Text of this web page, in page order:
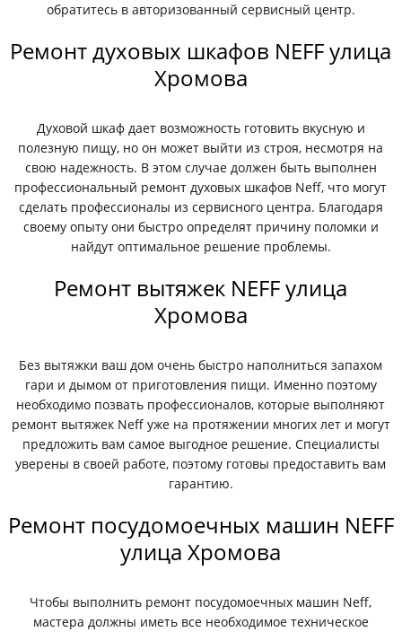
обратитесь в авторизованный сервисный центр.
Ремонт духовых шкафов NEFF улица
Хромова
Духовой шкаф дает возможность готовить вкусную и
полезную пищу, но он может выйти из строя, несмотря на
свою надежность. В этом случае должен быть выполнен
профессиональный ремонт духовых шкафов Neff, что могут
сделать профессионалы из сервисного центра. Благодаря
своему опыту они быстро определят причину поломки и
найдут оптимальное решение проблемы.
Ремонт вытяжек NEFF улица
Хромова
Без вытяжки ваш дом очень быстро наполниться запахом
гари и дымом от приготовления пищи. Именно поэтому
необходимо позвать профессионалов, которые выполняют
ремонт вытяжек Neff уже на протяжении многих лет и могут
предложить вам самое выгодное решение. Специалисты
уверены в своей работе, поэтому готовы предоставить вам
гарантию.
Ремонт посудомоечных машин NEFF
улица Хромова
Чтобы выполнить ремонт посудомоечных машин Neff,
мастера должны иметь все необходимое техническое